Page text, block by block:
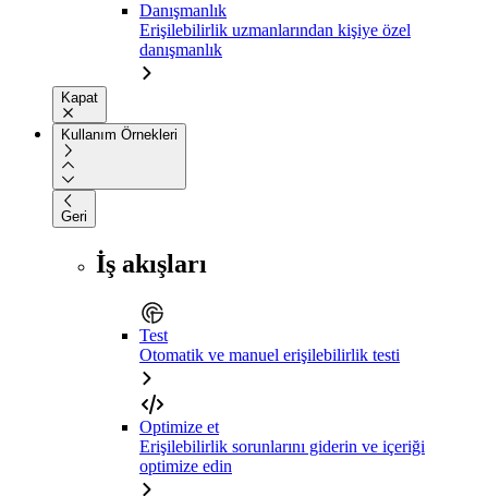
Danışmanlık
Erişilebilirlik uzmanlarından kişiye özel
danışmanlık
Kapat
Kullanım Örnekleri
Geri
İş akışları
Test
Otomatik ve manuel erişilebilirlik testi
Optimize et
Erişilebilirlik sorunlarını giderin ve içeriği
optimize edin